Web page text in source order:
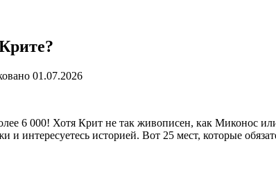
01.07.2026
6 000! Хотя Крит не так живописен, как Миконос
интересуетесь историей. Вот 25 мест, которые